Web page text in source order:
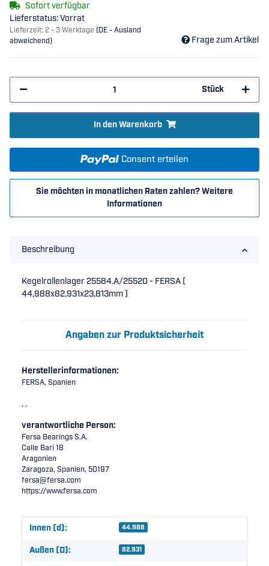
Sofort verfügbar
Lieferstatus: Vorrat
Lieferzeit: 2 - 3 Werktage (DE - Ausland
abweichend)
Frage zum Artikel
Stück
In den Warenkorb
Consent erteilen
Sie möchten in monatlichen Raten zahlen?Weitere
Informationen
Beschreibung
Kegelrollenlager 25584.A/25520 - FERSA (
44,988x82,931x23,813mm )
Angaben zur Produktsicherheit
Herstellerinformationen:
FERSA, Spanien
, ,
verantwortliche Person:
Fersa Bearings S.A.
Calle Bari 18
Aragonien
Zaragoza, Spanien, 50197
fersa@fersa.com
https://www.fersa.com
Produkteigenschaft
Wert
Innen (d): 44.988
Außen (D): 82.931